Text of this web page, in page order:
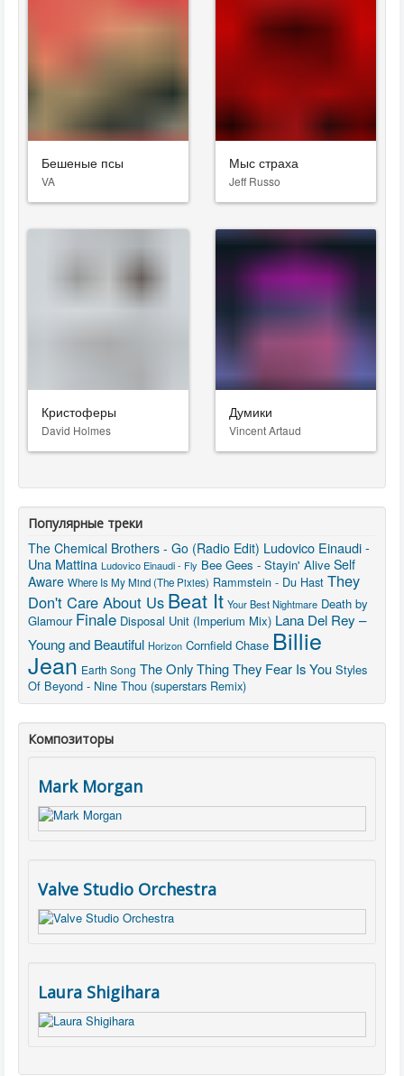
Бешеные псы
VA
Мыс страха
Jeff Russo
Кристоферы
David Holmes
Думики
Vincent Artaud
Популярные треки
The Chemical Brothers - Go (Radio Edit) Ludovico Einaudi -
Una Mattina Ludovico Einaudi - Fly Bee Gees - Stayin' Alive Self
Aware Where Is My Mind (The Pixies) Rammstein - Du Hast They
Don't Care About Us Beat It Your Best Nightmare Death by
Glamour Finale Disposal Unit (Imperium Mix) Lana Del Rey –
Young and Beautiful Horizon Cornfield Chase Billie
Jean Earth Song The Only Thing They Fear Is You Styles
Of Beyond - Nine Thou (superstars Remix)
Композиторы
Mark Morgan
Valve Studio Orchestra
Laura Shigihara